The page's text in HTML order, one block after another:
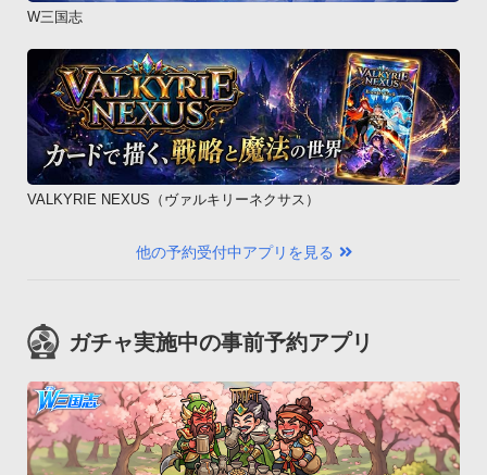
W三国志
VALKYRIE NEXUS（ヴァルキリーネクサス）
他の予約受付中アプリを見る
ガチャ実施中の事前予約アプリ